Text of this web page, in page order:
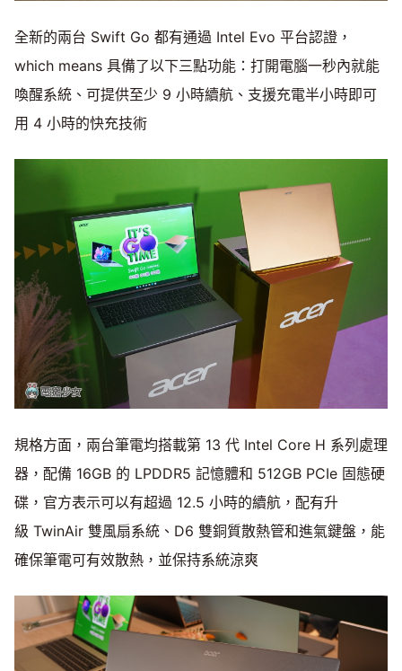
全新的兩台 Swift Go 都有通過 Intel Evo 平台認證，
which means 具備了以下三點功能：打開電腦一秒內就能
喚醒系統、可提供至少 9 小時續航、支援充電半小時即可
用 4 小時的快充技術
規格方面，兩台筆電均搭載第 13 代 Intel Core H 系列處理
器，配備 16GB 的 LPDDR5 記憶體和 512GB PCIe 固態硬
碟，官方表示可以有超過 12.5 小時的續航，配有升
級 TwinAir 雙風扇系統、D6 雙銅質散熱管和進氣鍵盤，能
確保筆電可有效散熱，並保持系統涼爽